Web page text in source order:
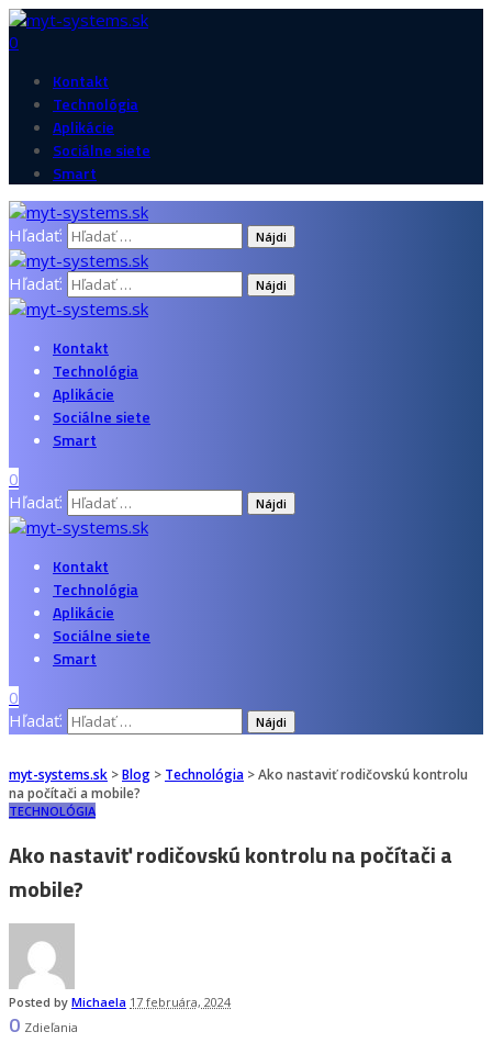
0
Kontakt
Technológia
Aplikácie
Sociálne siete
Smart
Hľadať:
Hľadať:
Kontakt
Technológia
Aplikácie
Sociálne siete
Smart
0
Hľadať:
Kontakt
Technológia
Aplikácie
Sociálne siete
Smart
0
Hľadať:
myt-systems.sk >Blog > Technológia >Ako nastaviť rodičovskú kontrolu
na počítači a mobile?
TECHNOLÓGIA
Ako nastaviť rodičovskú kontrolu na počítači a
mobile?
Posted by Michaela 17 februára, 2024
0 Zdieľania